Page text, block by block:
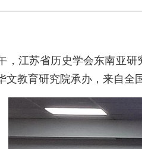
，江苏省历史学会东南亚
教育研究院承办，来自全